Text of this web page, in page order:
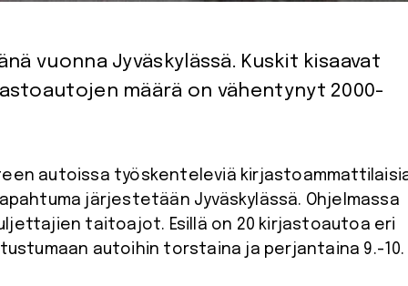
vuonna Jyväskylässä. Kuskit kisaavat
määrä on vähentynyt 2000-
järjestetään Jyväskylässä. Ohjelmassa
taitoajot. Esillä on 20 kirjastoautoa eri
autoihin torstaina ja perjantaina 9.-10.